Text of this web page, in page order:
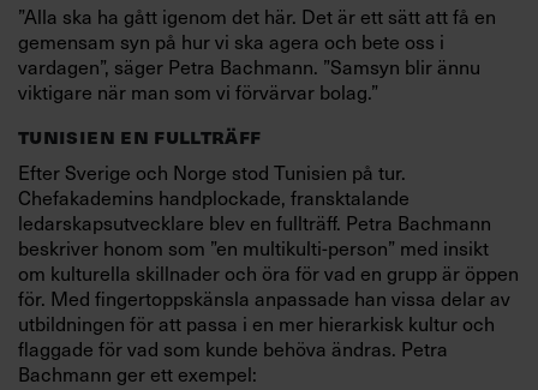
”Alla ska ha gått igenom det här. Det är ett sätt att få en
gemensam syn på hur vi ska agera och bete oss i
vardagen”, säger Petra Bachmann. ”Samsyn blir ännu
viktigare när man som vi förvärvar bolag.”
TUNISIEN EN FULLTRÄFF
Efter Sverige och Norge stod Tunisien på tur.
Chefakademins handplockade, fransktalande
ledarskapsutvecklare blev en fullträff. Petra Bachmann
beskriver honom som ”en multikulti-person” med insikt
om kulturella skillnader och öra för vad en grupp är öppen
för. Med fingertoppskänsla anpassade han vissa delar av
utbildningen för att passa i en mer hierarkisk kultur och
flaggade för vad som kunde behöva ändras. Petra
Bachmann ger ett exempel: